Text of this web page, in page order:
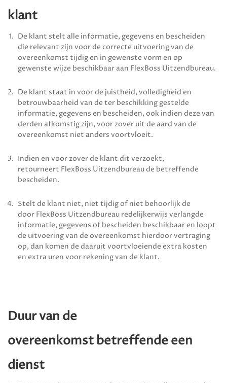
klant
De klant stelt alle informatie, gegevens en bescheiden
die relevant zijn voor de correcte uitvoering van de
overeenkomst tijdig en in gewenste vorm en op
gewenste wijze beschik­baar aan FlexBoss Uitzendbureau.
De klant staat in voor de juistheid, volledigheid en
betrouwbaarheid van de ter beschikking gestelde
informatie, gegevens en bescheiden, ook indien deze van
derden afkomstig zijn, voor zover uit de aard van de
overeenkomst niet anders voortvloeit.
Indien en voor zover de klant dit verzoekt,
retourneert FlexBoss Uitzendbureaude betreffende
bescheiden.
Stelt de klant niet, niet tijdig of niet behoorlijk de
door FlexBoss Uitzendbureau redelijkerwijs verlangde
informatie, gegevens of bescheiden beschikbaar en loopt
de uitvoering van de overeenkomst hierdoor vertraging
op, dan komen de daaruit voortvloeiende extra kosten
en extra uren voor rekening van de klant.
Duur van de
overeenkomst betreffende een
dienst